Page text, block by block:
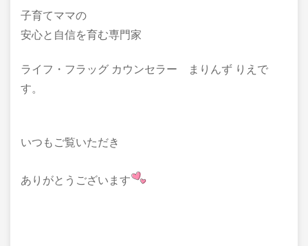
子育てママの
安心と自信を育む専門家
ライフ・フラッグ カウンセラー まりんず りえで
す。
いつもご覧いただき
ありがとうございます